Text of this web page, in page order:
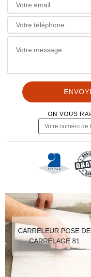
ON VOUS
CARRELEUR POSE DE
CARRELAGE 81